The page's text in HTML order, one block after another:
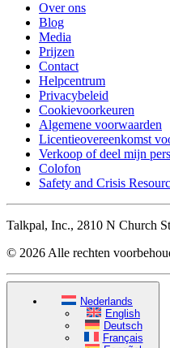
Over ons
Blog
Media
Prijzen
Contact
Helpcentrum
Privacybeleid
Cookievoorkeuren
Algemene voorwaarden
Licentieovereenkomst
Verkoop of deel mijn
Colofon
Safety and Crisis
Talkpal, Inc., 2810 N Church
© 2026 Alle rechten
Nederlands
English
Deutsch
Français